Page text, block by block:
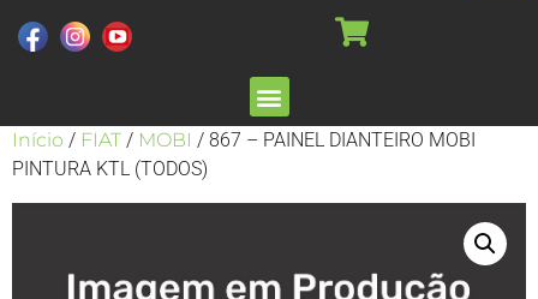
Início / FIAT / MOBI / 867 – PAINEL DIANTEIRO MOBI
PINTURA KTL (TODOS)